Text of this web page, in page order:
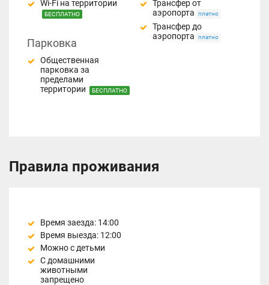
Wi-Fi на территории
БЕСПЛАТНО
Парковка
Общественная
парковка за
пределами
территории
БЕСПЛАТНО
Трансфер от
аэропорта
платно
Трансфер до
аэропорта
платно
Правила проживания
Время заезда: 14:00
Время выезда: 12:00
Можно с детьми
С домашними
животными
запрещено